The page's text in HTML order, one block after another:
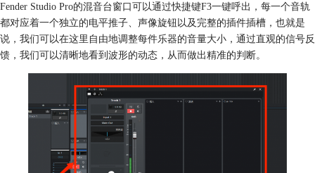
Fender Studio Pro的混音台窗口可以通过快捷键F3一键呼出，每一个音轨
都对应着一个独立的电平推子、声像旋钮以及完整的插件插槽，也就是
说，我们可以在这里自由地调整每件乐器的音量大小，通过直观的信号反
馈，我们可以清晰地看到波形的动态，从而做出精准的判断。